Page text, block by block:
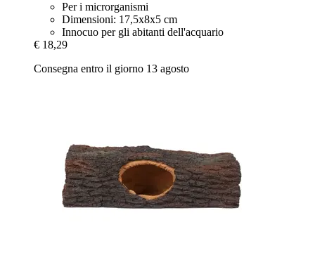
Per i microrganismi
Dimensioni: 17,5x8x5 cm
Innocuo per gli abitanti dell'acquario
€ 18,29
Consegna entro il giorno 13 agosto